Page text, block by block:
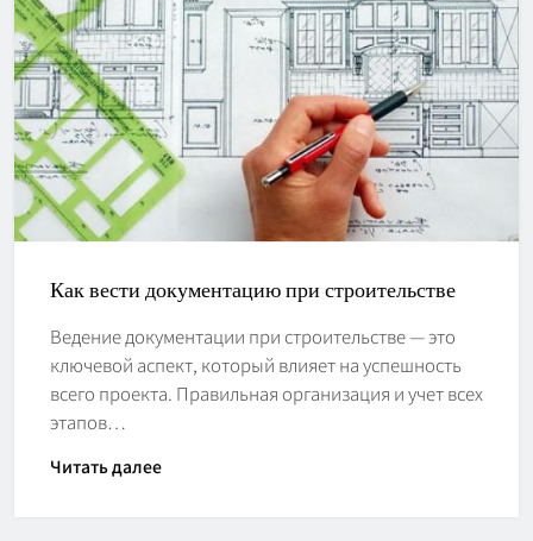
Как вести документацию при строительстве
Ведение документации при строительстве — это
ключевой аспект, который влияет на успешность
всего проекта. Правильная организация и учет всех
этапов…
Читать далее